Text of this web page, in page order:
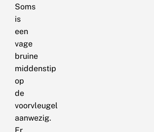
Soms
is
een
vage
bruine
middenstip
op
de
voorvleugel
aanwezig.